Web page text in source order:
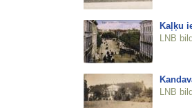
Kaļķu
LNB
LNB